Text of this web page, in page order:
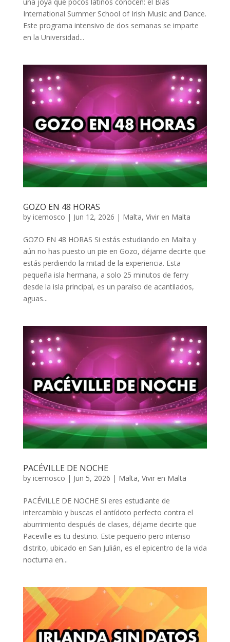
International Summer School of Irish Music and Dance.
Este programa intensivo de dos semanas se imparte
en la Universidad...
GOZO EN 48 HORAS
by icemosco | Jun 12, 2026 | Malta, Vivir en Malta
GOZO EN 48 HORAS Si estás estudiando en Malta y
aún no has puesto un pie en Gozo, déjame decirte que
estás perdiendo la mitad de la experiencia. Esta
pequeña isla hermana, a solo 25 minutos de ferry
desde la isla principal, es un paraíso de acantilados,
aguas...
PACÉVILLE DE NOCHE
by icemosco | Jun 5, 2026 | Malta, Vivir en Malta
PACÉVILLE DE NOCHE Si eres estudiante de
intercambio y buscas el antídoto perfecto contra el
aburrimiento después de clases, déjame decirte que
Paceville es tu destino. Este pequeño pero intenso
distrito, ubicado en San Julián, es el epicentro de la vida
nocturna en...